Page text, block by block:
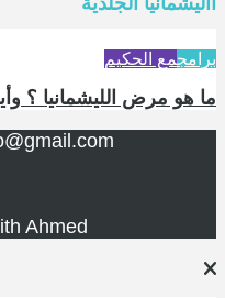
برامجمع الحكيم
ما هو مرض الليشمانيا ؟
Ahmed